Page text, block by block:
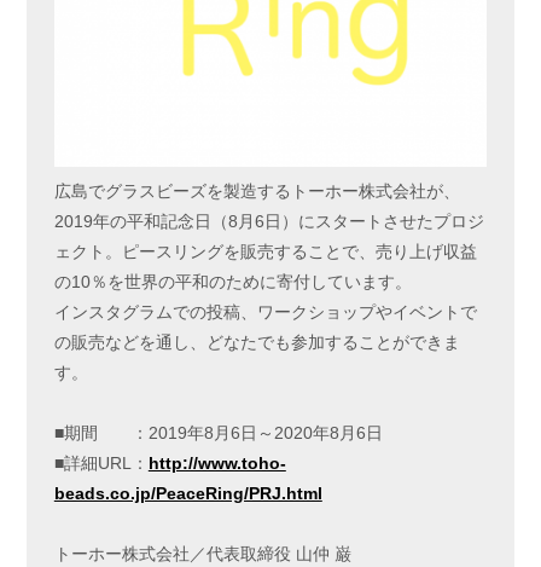
広島でグラスビーズを製造するトーホー株式会社が、
2019年の平和記念日（8月6日）にスタートさせたプロジ
ェクト。ピースリングを販売することで、売り上げ収益
の10％を世界の平和のために寄付しています。
インスタグラムでの投稿、ワークショップやイベントで
の販売などを通し、どなたでも参加することができま
す。
■期間 ：2019年8月6日～2020年8月6日
■詳細URL： http://www.toho-
beads.co.jp/PeaceRing/PRJ.html
トーホー株式会社／代表取締役 山仲 巌